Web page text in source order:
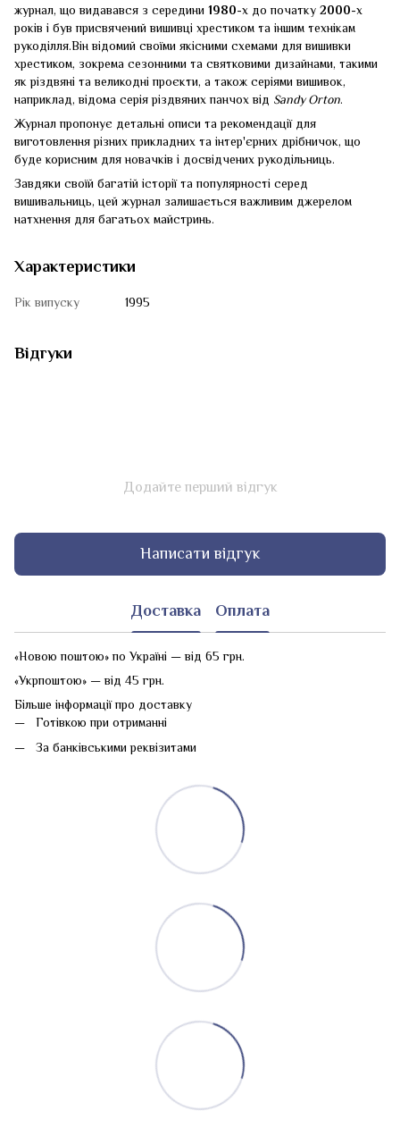
журнал, що видавався з середини 1980-х до початку 2000-х
років і був присвячений вишивці хрестиком та іншим технікам
рукоділля.Він відомий своїми якісними схемами для вишивки
хрестиком, зокрема сезонними та святковими дизайнами, такими
як різдвяні та великодні проєкти, а також серіями вишивок,
наприклад, відома серія різдвяних панчох від Sandy Orton.
Журнал пропонує детальні описи та рекомендації для
виготовлення різних прикладних та інтер'єрних дрібничок, що
буде корисним для новачків і досвідчених рукодільниць.
Завдяки своїй багатій історії та популярності серед
вишивальниць, цей журнал залишається важливим джерелом
натхнення для багатьох майстринь.
Характеристики
Рік випуску 1995
Відгуки
Додайте перший відгук
Написати відгук
Доставка Оплата
«Новою поштою» по Україні — від 65 грн.
«Укрпоштою» — від 45 грн.
Більше інформації про доставку
Готівкою при отриманні
За банківськими реквізитами